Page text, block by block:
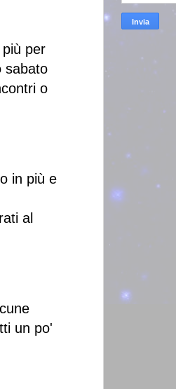
per
sabato
o
in più e
al
un po'